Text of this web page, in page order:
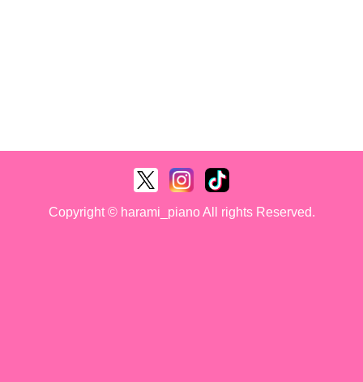
Copyright © harami_piano All rights Reserved.